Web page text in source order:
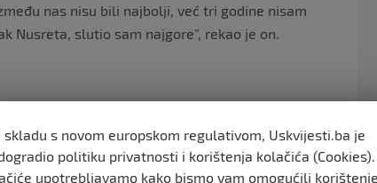
nas nisu bili najbolji, već tri godine nisam
Nusreta, slutio sam najgore”, rekao je on.
kod njega. Odmah sam krenuo do Elvisa i
tužan, ali nisam oklijevao da sarađujem s
skladu s novom europskom regulativom, Uskvijesti.ba je
politiku privatnosti i korištenja kolačića (Cookies).
upotrebljavamo kako bismo vam omogućili